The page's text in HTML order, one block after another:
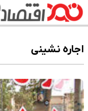
اجاره نشینی